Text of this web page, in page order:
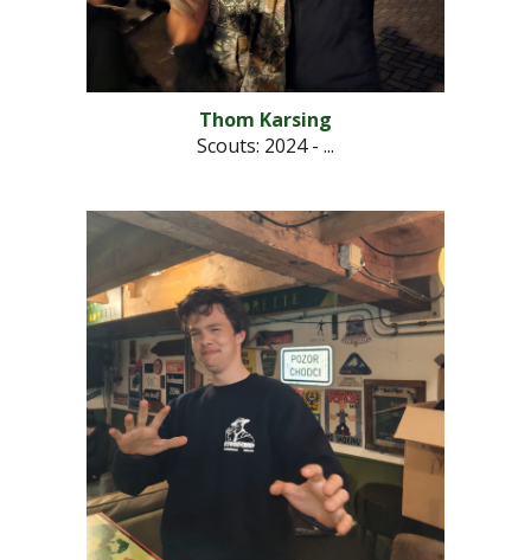
Thom Karsing
Scouts: 2024 - ...